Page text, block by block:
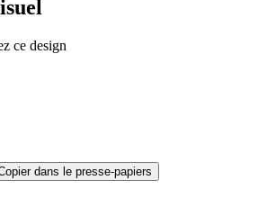
ce design
dans le presse-papiers